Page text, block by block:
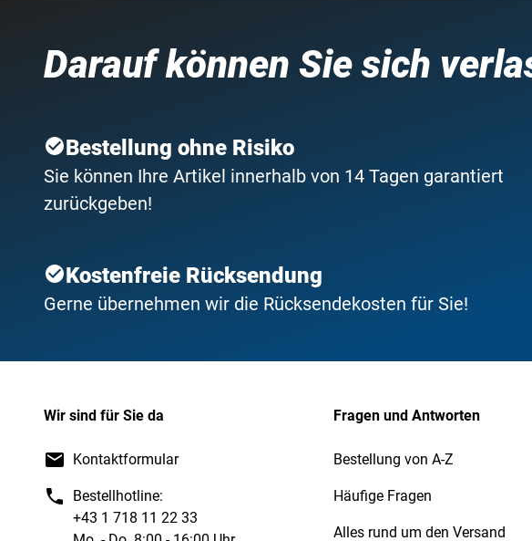
Darauf können Sie sich
Bestellung ohne Risiko
Sie können Ihre Artikel innerhalb von 14 Tagen garantiert
zurückgeben!
Kostenfreie Rücksendung
Gerne übernehmen wir die Rücksendekosten für Sie!
Wir sind für Sie da
Kontaktformular
Bestellhotline:
+43 1 718 11 22 33
Fragen und Antworten
Bestellung von A-Z
Häufige Fragen
Alles rund um den Versand